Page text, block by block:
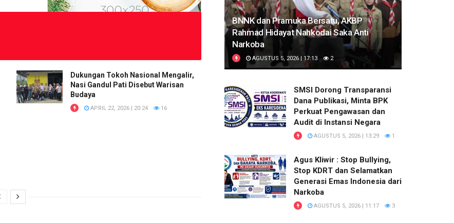
Dukungan Tokoh Nasional Mengalir,
Nasi Gandul Pati Disebut Warisan
Budaya
APRIL 22, 2026 | 20:24 16
BNNK dan Pramuka Bersatu, AKBP
Rahmad Hidayat Nahkodai Saka Anti
Narkoba
AGUSTUS 5, 2026 | 17:13 2
SMSI Dorong Transparansi
Dana Publikasi, Minta BPK
Perkuat Pengawasan dan
Audit di Instansi Negara
AGUSTUS 5, 2026 | 13:29 1
Agus Kliwir : Stop Bullying,
Stop KDRT dan Selamatkan
Generasi Emas Indonesia dari
Narkoba
AGUSTUS 5, 2026 | 11:17 3